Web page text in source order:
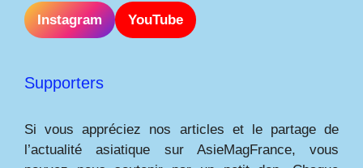
Instagram YouTube
Supporters
Si vous appréciez nos articles et le partage de
l’actualité asiatique sur AsieMagFrance, vous